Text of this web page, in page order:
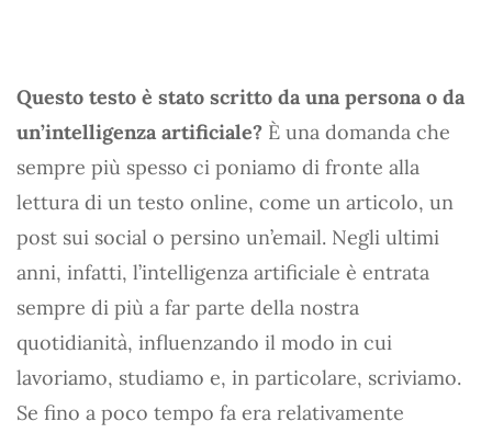
Questo testo è stato scritto da una persona o da
un’intelligenza artificiale? È una domanda che
sempre più spesso ci poniamo di fronte alla
lettura di un testo online, come un articolo, un
post sui social o persino un’email. Negli ultimi
anni, infatti, l’intelligenza artificiale è entrata
sempre di più a far parte della nostra
quotidianità, influenzando il modo in cui
lavoriamo, studiamo e, in particolare, scriviamo.
Se fino a poco tempo fa era relativamente